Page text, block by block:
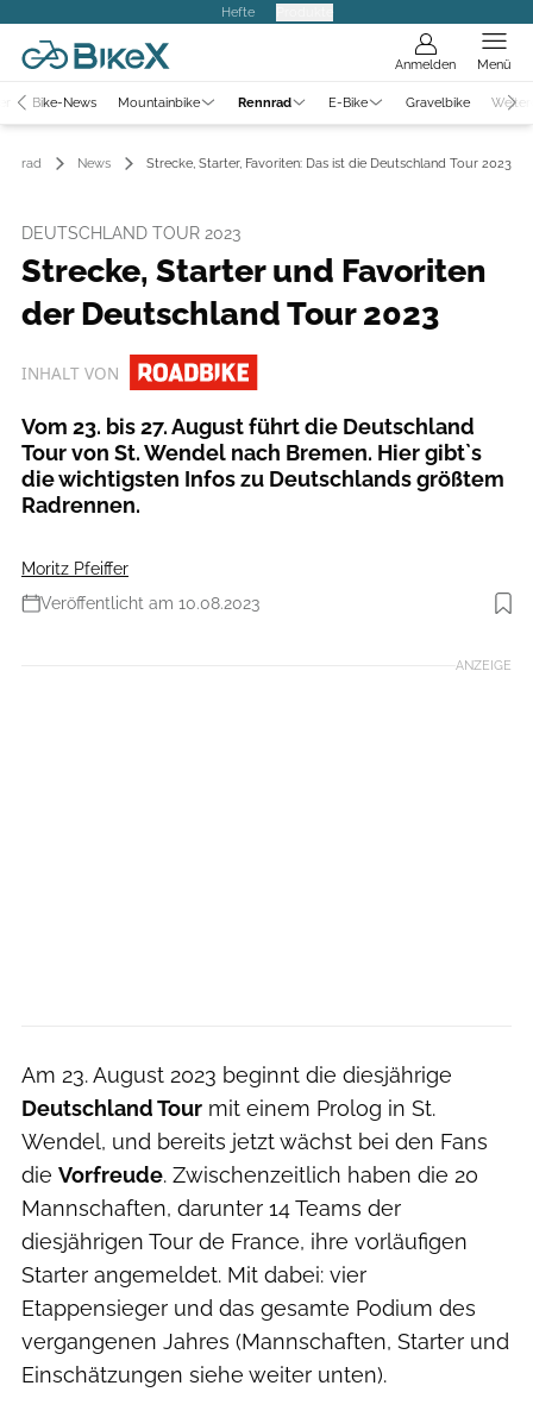
Hefte
Anmelden Menü
Bike-News Mountainbike Rennrad E-Bike Gravelbike
News Strecke, Starter, Favoriten: Das ist die Deutschland Tour 2023
DEUTSCHLAND TOUR 2023
Strecke, Starter und Favoriten
der Deutschland Tour 2023
INHALT VON
Vom 23. bis 27. August führt die Deutschland
Tour von St. Wendel nach Bremen. Hier gibt`s
die wichtigsten Infos zu Deutschlands größtem
Radrennen.
Moritz Pfeiffer
Veröffentlicht am 10.08.2023
Foto: MARCEL HILGER
ANZEIGE
Am 23. August 2023 beginnt die diesjährige
Deutschland Tour mit einem Prolog in St.
Wendel, und bereits jetzt wächst bei den Fans
die Vorfreude. Zwischenzeitlich haben die 20
Mannschaften, darunter 14 Teams der
diesjährigen Tour de France, ihre vorläufigen
Starter angemeldet. Mit dabei: vier
Etappensieger und das gesamte Podium des
vergangenen Jahres (Mannschaften, Starter und
Einschätzungen siehe weiter unten).